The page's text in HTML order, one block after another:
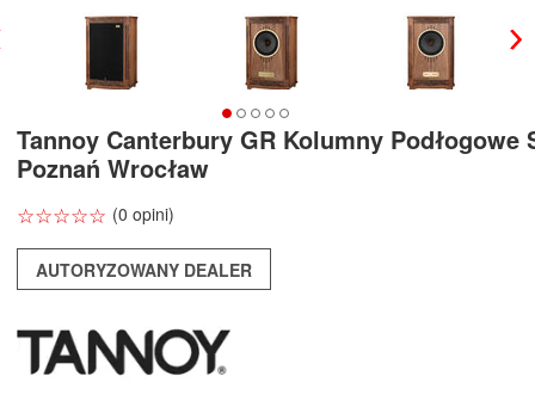
Tannoy Canterbury GR Kolumny Podłogowe
Poznań Wrocław
☆☆☆☆☆
★★★★★ (0 opini)
AUTORYZOWANY DEALER